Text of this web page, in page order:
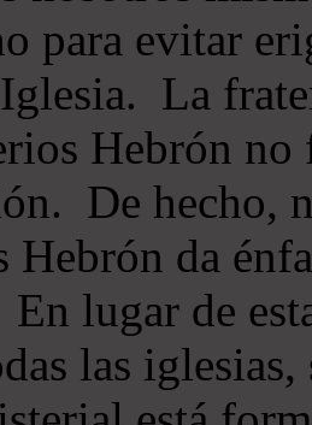
para evitar
La
Hebrón no
De hecho,
da
lugar de
las